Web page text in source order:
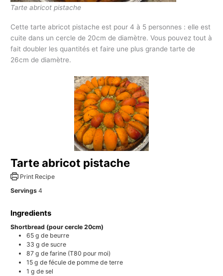
Tarte abricot pistache
Cette tarte abricot pistache est pour 4 à 5 personnes : elle est
cuite dans un cercle de 20cm de diamètre. Vous pouvez tout à
fait doubler les quantités et faire une plus grande tarte de
26cm de diamètre.
Tarte abricot pistache
Print Recipe
Servings4
Ingredients
Shortbread (pour cercle 20cm)
65 g de beurre
33 g de sucre
87 g de farine (T80 pour moi)
15 g de fécule de pomme de terre
1 g de sel